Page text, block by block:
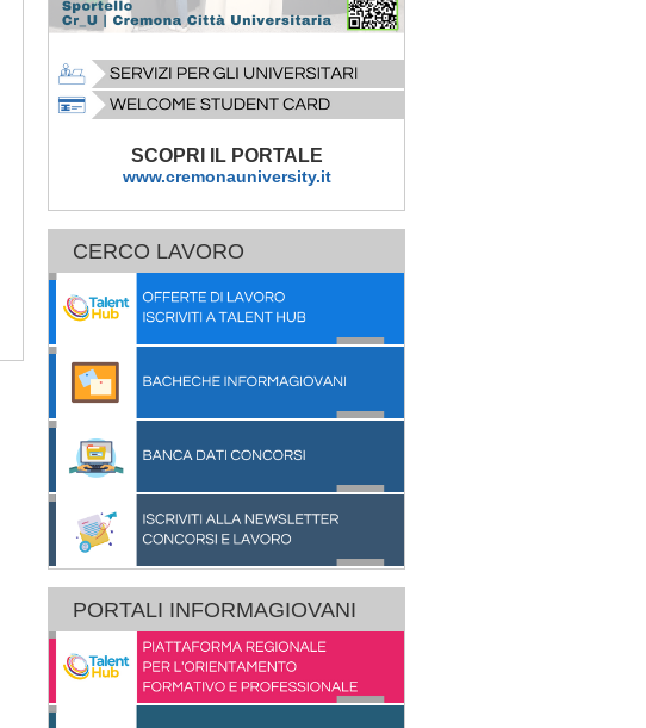
SCOPRI IL PORTALE
www.cremonauniversity.it
CERCO LAVORO
PORTALI INFORMAGIOVANI